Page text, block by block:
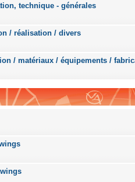
technique - générales
/ réalisation / divers
/ matériaux / équipements /